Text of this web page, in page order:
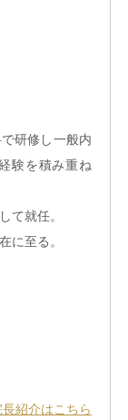
研修し一般内
験を積み重ね
て就任。
に至る。
紹介はこちら